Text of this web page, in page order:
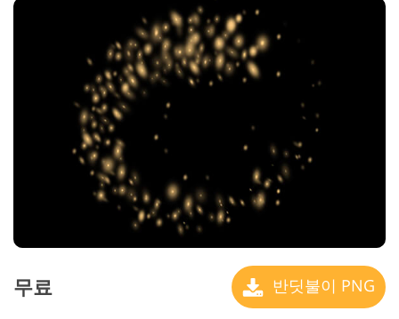
무료 반딧불이 PNG